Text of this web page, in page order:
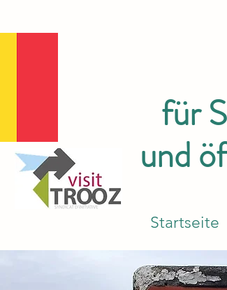
für
und
Startseite